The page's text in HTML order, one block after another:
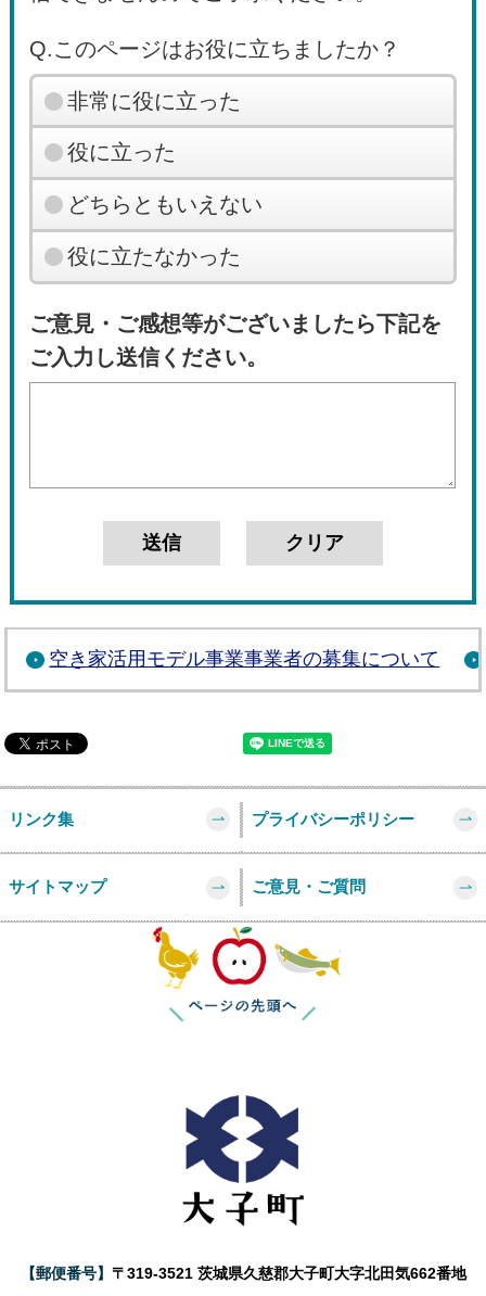
Q.このページはお役に立ちましたか？
非常に役に立った
役に立った
どちらともいえない
役に立たなかった
ご意見・ご感想等がございましたら下記を
ご入力し送信ください。
空き家活用モデル事業事業者の募集について
リンク集 プライバシーポリシー
サイトマップ ご意見・ご質問
【郵便番号】 〒319-3521 茨城県久慈郡大子町大字北田気662番地